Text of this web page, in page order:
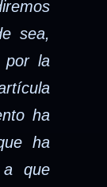
sea,
por la
ha
ha
a que